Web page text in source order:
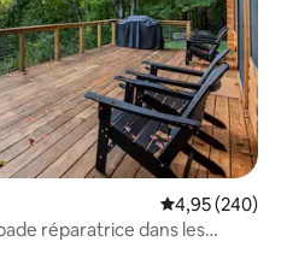
Évaluation
4,95 (240)
réparatrice dans les